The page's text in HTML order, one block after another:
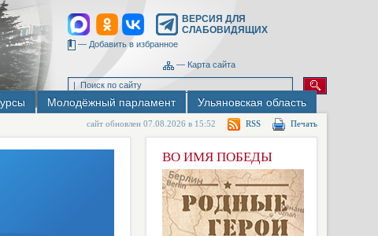
ВЕРСИЯ ДЛЯ
СЛАБОВИДЯЩИХ
— Добавить в избранное
— Карта сайта
Молодёжный парламент Ульяновская область
сайт обновлен 07.08.2026 в 15:52 RSS Печать
ВО ИМЯ ПОБЕДЫ